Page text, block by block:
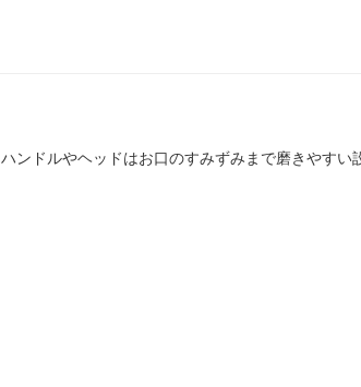
ハンドルやヘッドはお口のすみずみまで磨きやすい